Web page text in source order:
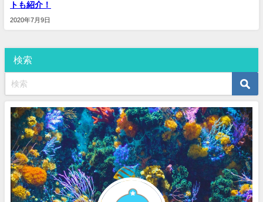
トも紹介！
2020年7月9日
検索